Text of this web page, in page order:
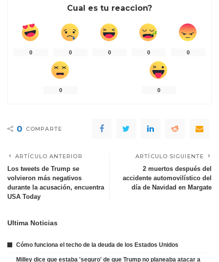
Cual es tu reaccion?
0 0 0 0 0
0 0
0 COMPARTE
ARTÍCULO ANTERIOR
Los tweets de Trump se
volvieron más negativos
durante la acusación, encuentra
USA Today
ARTÍCULO SIGUIENTE
2 muertos después del
accidente automovilístico del
día de Navidad en Margate
Ultima Noticias
Cómo funciona el techo de la deuda de los Estados Unidos
Milley dice que estaba 'seguro' de que Trump no planeaba atacar a